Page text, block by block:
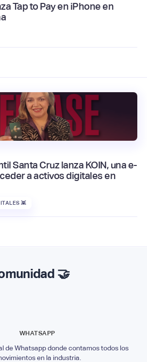
Tap to Pay en iPhone en
Santa Cruz lanza KOIN, una e-
a activos digitales en
👾
🤝
WHATSAPP
de Whatsapp donde contamos todos los
en la industria.